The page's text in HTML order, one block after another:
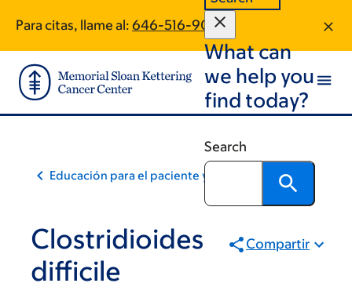
main
content
footer
Para citas, llame al: 646-516-9050
What can
we help you
find today?
Search
Educación para el paciente y la comunidad
Clostridioides
difficile
Compartir